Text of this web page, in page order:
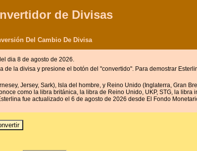
de Divisas
Del Cambio De Divisa
dia 8 de agosto de 2026.
de la divisa y presione el botón del "convertido". Para demostrar
Jersey, Sark), Isla del hombre, y Reino Unido (Inglaterra, Gran
como la libra británica, la libra de Reino Unido, UKP, STG, la libra
fue actualizado el 6 de agosto de 2026 desde El Fondo